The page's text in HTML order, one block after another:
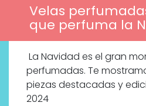
Velas
que perfuma la
La Navidad es el gran
perfumadas. Te
piezas destacadas y
2024